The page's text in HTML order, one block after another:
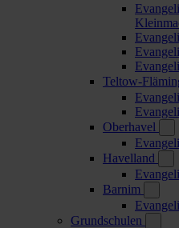
Teltow-
Oberhavel
Havelland
Barnim
Grundschulen